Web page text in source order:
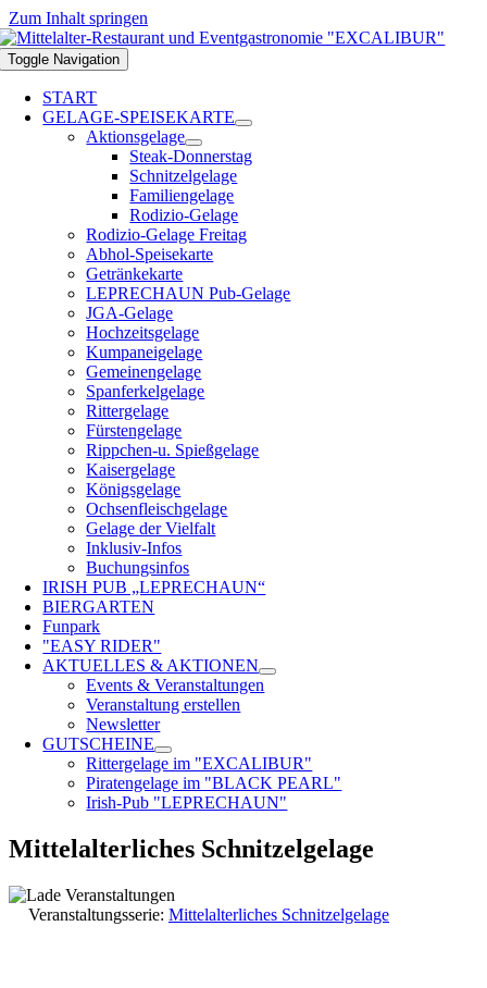
Zum Inhalt springen
Toggle Navigation
START
GELAGE-SPEISEKARTE
Aktionsgelage
Steak-Donnerstag
Schnitzelgelage
Familiengelage
Rodizio-Gelage
Rodizio-Gelage Freitag
Abhol-Speisekarte
Getränkekarte
LEPRECHAUN Pub-Gelage
JGA-Gelage
Hochzeitsgelage
Kumpaneigelage
Gemeinengelage
Spanferkelgelage
Rittergelage
Fürstengelage
Rippchen-u. Spießgelage
Kaisergelage
Königsgelage
Ochsenfleischgelage
Gelage der Vielfalt
Inklusiv-Infos
Buchungsinfos
IRISH PUB „LEPRECHAUN“
BIERGARTEN
Funpark
"EASY RIDER"
AKTUELLES & AKTIONEN
Events & Veranstaltungen
Veranstaltung erstellen
Newsletter
GUTSCHEINE
Rittergelage im "EXCALIBUR"
Piratengelage im "BLACK PEARL"
Irish-Pub "LEPRECHAUN"
Mittelalterliches Schnitzelgelage
Veranstaltungsserie: Mittelalterliches Schnitzelgelage